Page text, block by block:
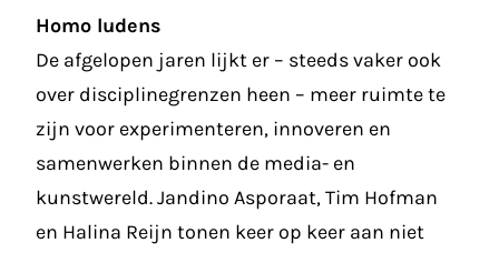
Homo ludens
De afgelopen jaren lijkt er – steeds vaker ook
over disciplinegrenzen heen – meer ruimte te
zijn voor experimenteren, innoveren en
samenwerken binnen de media- en
kunstwereld. Jandino Asporaat, Tim Hofman
en Halina Reijn tonen keer op keer aan niet